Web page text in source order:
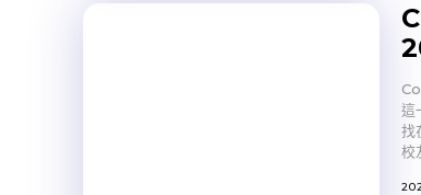
這
找
校